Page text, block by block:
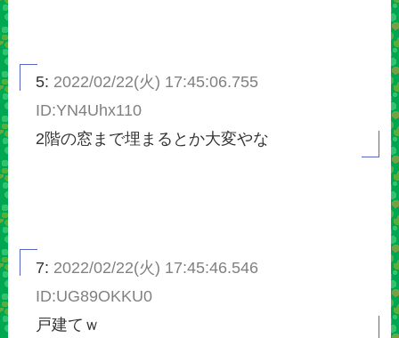
5: 2022/02/22(火) 17:45:06.755
ID:YN4Uhx110
2階の窓まで埋まるとか大変やな
7: 2022/02/22(火) 17:45:46.546
ID:UG89OKKU0
戸建てｗ